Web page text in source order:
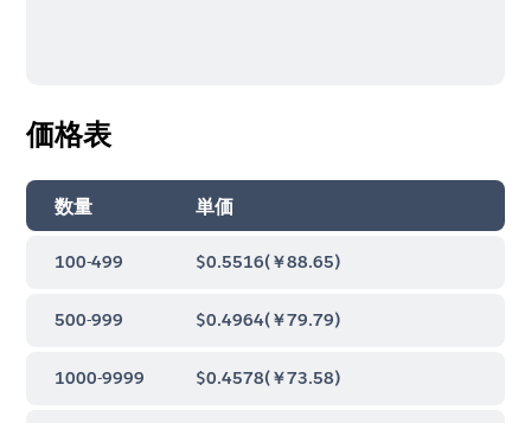
価格表
数量 単価
100-499 $0.5516(￥88.65)
500-999 $0.4964(￥79.79)
1000-9999 $0.4578(￥73.58)